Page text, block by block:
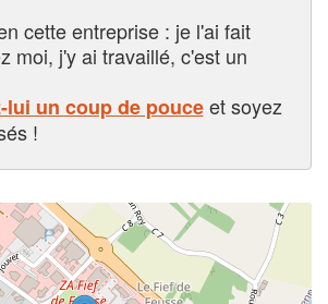
cette entreprise : je l'ai fait
moi, j'y ai travaillé, c'est un
lui un coup de pouceet soyez
!